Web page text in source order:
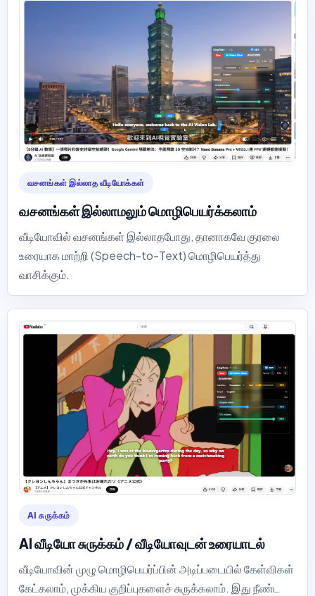
வசனங்கள் இல்லாத வீடியோக்கள்
வசனங்கள் இல்லாமலும் மொழிபெயர்க்கலாம்
வீடியோவில் வசனங்கள் இல்லாதபோது, தானாகவே குரலை
உரையாக மாற்றி (Speech-to-Text) மொழிபெயர்த்து
வாசிக்கும்.
AI சுருக்கம்
AI வீடியோ சுருக்கம் / வீடியோவுடன் உரையாடல்
வீடியோவின் முழு மொழிபெயர்ப்பின் அடிப்படையில் கேள்விகள்
கேட்கலாம், முக்கிய குறிப்புகளைச் சுருக்கலாம். இது நீண்ட